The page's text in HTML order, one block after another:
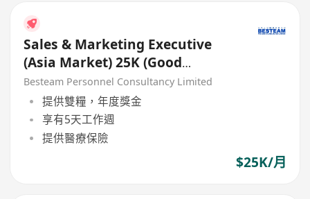
Sales & Marketing Executive
(Asia Market) 25K (Good
Benefits )
Besteam Personnel Consultancy Limited
提供雙糧，年度獎金
享有5天工作週
提供醫療保險
$25K/月